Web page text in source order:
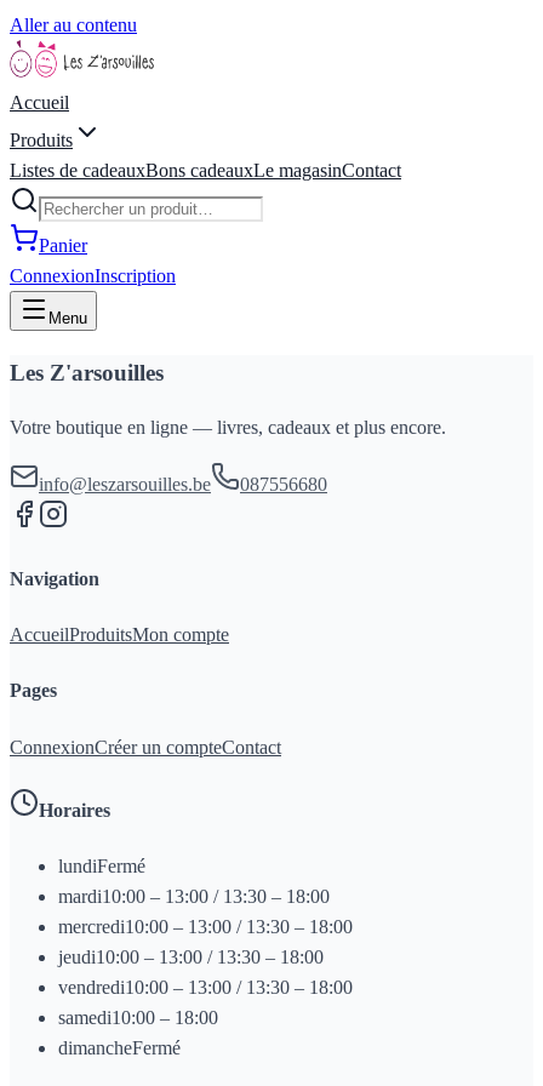
Aller au contenu
Accueil
Produits
Listes de cadeauxBons cadeauxLe magasinContact
Panier
ConnexionInscription
Menu
Les Z'arsouilles
Votre boutique en ligne — livres, cadeaux et plus encore.
info@leszarsouilles.be 087556680
Navigation
AccueilProduitsMon compte
Pages
ConnexionCréer un compteContact
Horaires
lundiFermé
mardi10:00 – 13:00 / 13:30 – 18:00
mercredi10:00 – 13:00 / 13:30 – 18:00
jeudi10:00 – 13:00 / 13:30 – 18:00
vendredi10:00 – 13:00 / 13:30 – 18:00
samedi10:00 – 18:00
dimancheFermé